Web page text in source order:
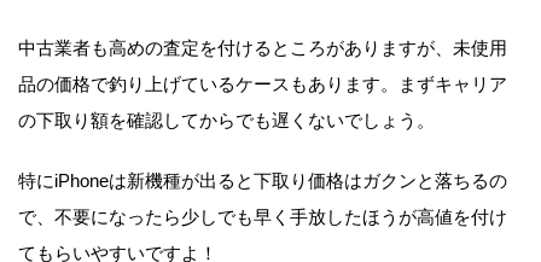
中古業者も高めの査定を付けるところがありますが、未使用
品の価格で釣り上げているケースもあります。まずキャリア
の下取り額を確認してからでも遅くないでしょう。
特にiPhoneは新機種が出ると下取り価格はガクンと落ちるの
で、 不要になったら少しでも早く手放したほうが高値を付け
てもらいやすいですよ！